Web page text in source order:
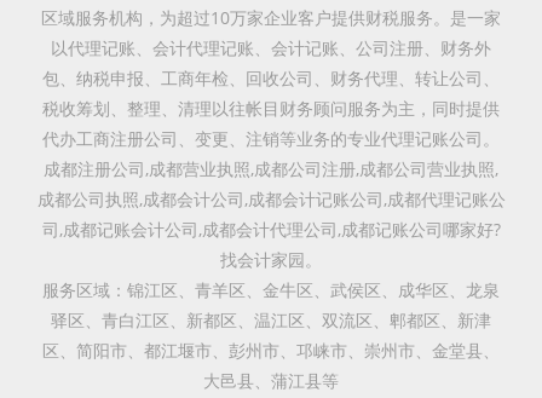
区域服务机构，为超过10万家企业客户提供财税服务。是一家
以代理记账、会计代理记账、会计记账、公司注册、财务外
包、纳税申报、工商年检、回收公司、财务代理、转让公司、
税收筹划、整理、清理以往帐目财务顾问服务为主，同时提供
代办工商注册公司、变更、注销等业务的专业代理记账公司。
成都注册公司,成都营业执照,成都公司注册,成都公司营业执照,
成都公司执照,成都会计公司,成都会计记账公司,成都代理记账公
司,成都记账会计公司,成都会计代理公司,成都记账公司哪家好?
找会计家园。
服务区域：锦江区、青羊区、金牛区、武侯区、成华区、龙泉
驿区、青白江区、新都区、温江区、双流区、郫都区、新津
区、简阳市、都江堰市、彭州市、邛崃市、崇州市、金堂县、
大邑县、蒲江县等